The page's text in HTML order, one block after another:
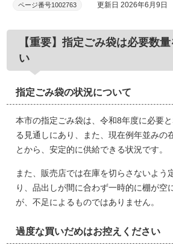
ページ番号1002763 更新日 2026年6月9日
【重要】指定ごみ袋は必要数
い
指定ごみ袋の状況について
本市の指定ごみ袋は、令和8年度に必要
る見通しにあり、また、現在例年並みの
とから、安定的に供給できる状況です。
また、販売店では在庫を切らさないよう
り、品出しが間に合わず一時的に棚が空
が、不足によるものではありません。
過度な買いだめはお控えください